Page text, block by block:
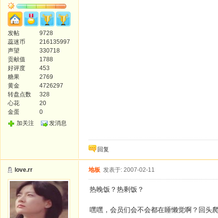
发帖
9728
蕊迷币
216135997
声望
330718
贡献值
1788
好评度
453
糖果
2769
黄金
4726297
转盘点数
328
心花
20
金蛋
0
加关注
发消息
回复
love.rr 地板 发表于: 2007-02-11
热晚饭？热剩饭？
嘿嘿，会员们会不会都在睡懒觉啊？回头